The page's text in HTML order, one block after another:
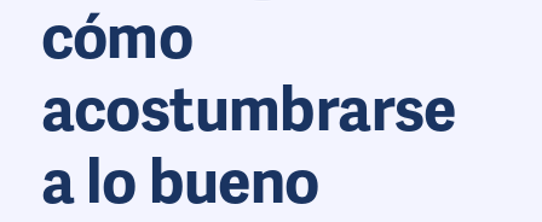
cómo
acostumbrarse
a lo bueno